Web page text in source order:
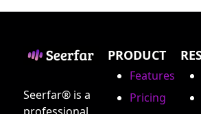
Seerfar® is a
PRODUCT
Features
Pricing